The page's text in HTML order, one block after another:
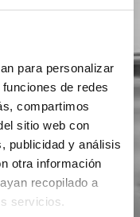
para personalizar
de redes
compartimos
sitio web con
publicidad y análisis
otra información
recopilado a
servicios.